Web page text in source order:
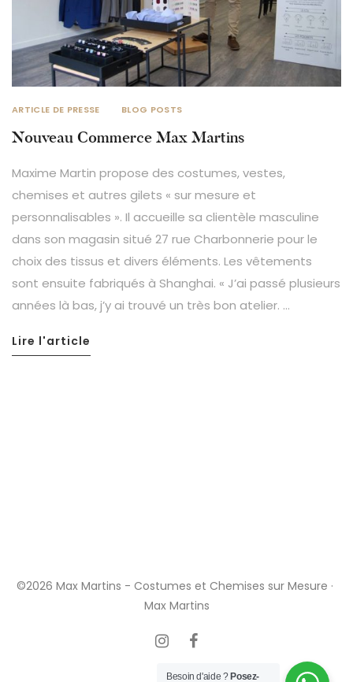
ARTICLE DE PRESSE BLOG POSTS
Nouveau Commerce Max Martins
Maxime Martin propose des costumes, vestes,
chemises et autres gilets « sur mesure et
personnalisables ». Il accueille sa clientèle masculine
dans son magasin situé 27 rue Charbonnerie pour le
choix des tissus et divers éléments. Les vêtements
sont ensuite fabriqués à Shanghai. « J’ai passé plusieurs
années là bas, j’y ai trouvé un très bon atelier. …
Lire l'article
©2026 Max Martins - Costumes et Chemises sur Mesure ·
Max Martins
Besoin d'aide ? Posez-